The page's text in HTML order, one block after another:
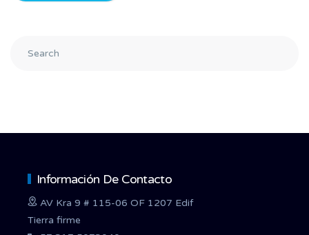
Información De Contacto
AV Kra 9 # 115-06 OF 1207 Edif
Tierra firme